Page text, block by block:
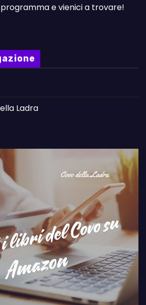
e vienici a trovare!
Ladra